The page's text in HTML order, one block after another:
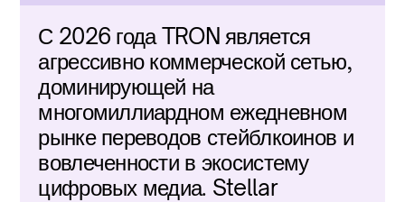
С 2026 года TRON является
агрессивно коммерческой сетью,
доминирующей на
многомиллиардном ежедневном
рынке переводов стейблкоинов и
вовлеченности в экосистему
цифровых медиа. Stellar